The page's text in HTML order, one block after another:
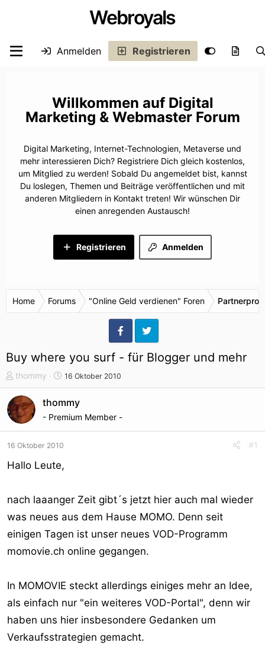
Webroyals
Anmelden Registrieren
Digital
Marketing & Webmaster Forum
Digital Marketing, Internet-Technologien, Metaverse und
mehr interessieren Dich? Registriere Dich gleich kostenlos,
um Mitglied zu werden! Sobald Du angemeldet bist, kannst
Du loslegen, Themen und Beiträge veröffentlichen und mit
anderen Mitgliedern in Kontakt treten! Wir wünschen Dir
einen anregenden Austausch!
Anmelden
Registrieren
Home Forums "Online Geld verdienen" Foren
Buy where you surf - für Blogger und mehr
T
h
e
m
e
s
t
t
r
thommy
S
t
a
16 Oktober 2010
thommy
- Premium Member -
16 Oktober 2010 #1
Hallo Leute,
nach laaanger Zeit gibt´s jetzt hier auch mal wieder
was neues aus dem Hause MOMO. Denn seit
einigen Tagen ist unser neues VOD-Programm
momovie.ch online gegangen.
In MOMOVIE steckt allerdings einiges mehr an Idee,
als einfach nur "ein weiteres VOD-Portal", denn wir
haben uns hier insbesondere Gedanken um
Verkaufsstrategien gemacht.